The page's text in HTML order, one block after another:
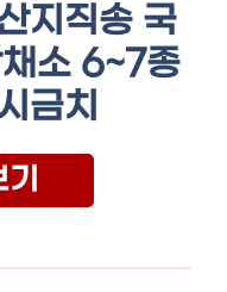
지직송 국
소 6~7종
금치
기